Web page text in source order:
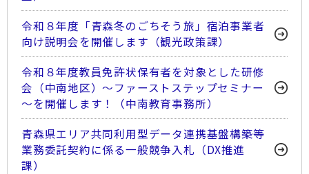
令和８年度「青森冬のごちそう旅」宿泊事業者
向け説明会を開催します（観光政策課）
令和８年度教員免許状保有者を対象とした研修
会（中南地区）～ファーストステップセミナー
～を開催します！（中南教育事務所）
青森県エリア共同利用型データ連携基盤構築等
業務委託契約に係る一般競争入札（DX推進
課）